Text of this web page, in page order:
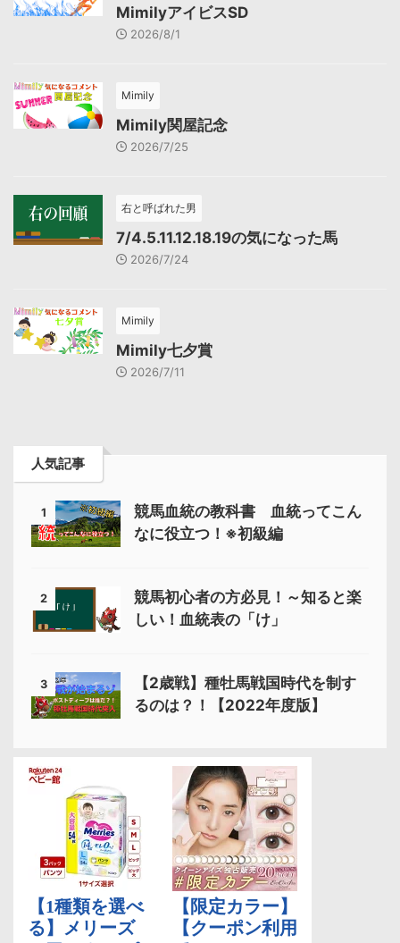
MimilyアイビスSD
2026/8/1
Mimily
Mimily関屋記念
2026/7/25
右と呼ばれた男
7/4.5.11.12.18.19の気になった馬
2026/7/24
Mimily
Mimily七夕賞
2026/7/11
人気記事
1
競馬血統の教科書 血統ってこん
なに役立つ！※初級編
2
競馬初心者の方必見！～知ると楽
しい！血統表の「け」
3
【2歳戦】種牡馬戦国時代を制す
るのは？！【2022年度版】